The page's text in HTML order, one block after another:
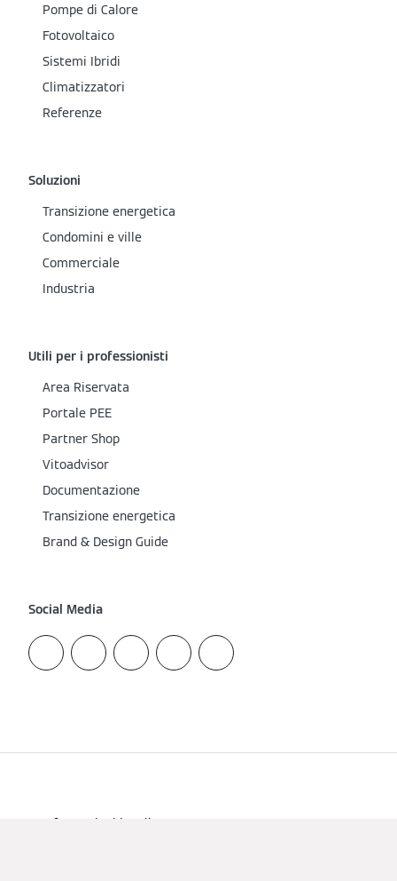
Pompe di Calore
Fotovoltaico
Sistemi Ibridi
Climatizzatori
Referenze
Soluzioni
Transizione energetica
Condomini e ville
Commerciale
Industria
Utili per i professionisti
Area Riservata
Portale PEE
Partner Shop
Vitoadvisor
Documentazione
Transizione energetica
Brand & Design Guide
Social Media
Informazioni legali